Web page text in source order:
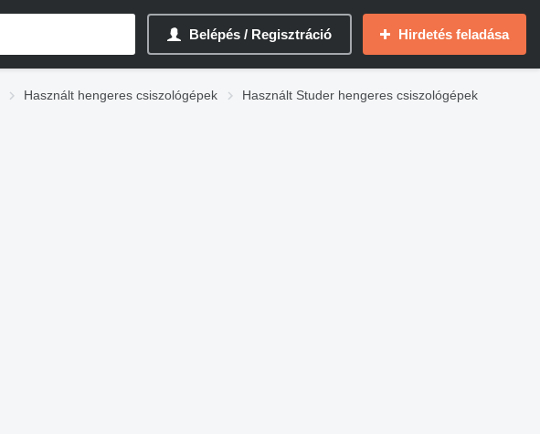
Belépés / Regisztráció Hirdetés feladása
Használt hengeres csiszológépek
Használt Studer hengeres csiszológépek